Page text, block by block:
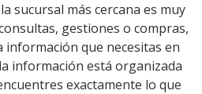
sucursal más cercana es muy
gestiones o compras,
información que necesitas en
información está organizada
exactamente lo que